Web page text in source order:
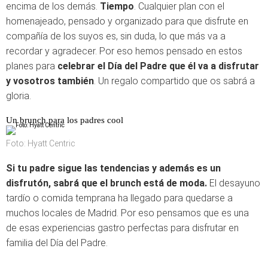
encima de los demás. Tiempo. Cualquier plan con el
homenajeado, pensado y organizado para que disfrute en
compañía de los suyos es, sin duda, lo que más va a
recordar y agradecer. Por eso hemos pensado en estos
planes para celebrar el Día del Padre que él va a disfrutar
y vosotros también. Un regalo compartido que os sabrá a
gloria.
Un brunch para los padres cool
Foto: Hyatt Centric
Si tu padre sigue las tendencias y además es un
disfrutón, sabrá que el brunch está de moda. El desayuno
tardío o comida temprana ha llegado para quedarse a
muchos locales de Madrid. Por eso pensamos que es una
de esas experiencias gastro perfectas para disfrutar en
familia del Día del Padre.